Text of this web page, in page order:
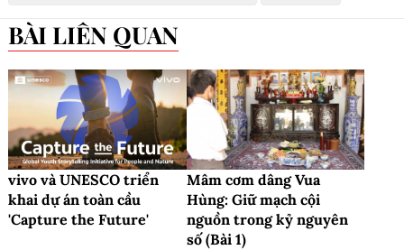
BÀI LIÊN QUAN
vivo và UNESCO triển
khai dự án toàn cầu
'Capture the Future'
Mâm cơm dâng Vua
Hùng: Giữ mạch cội
nguồn trong kỷ nguyên
số (Bài 1)